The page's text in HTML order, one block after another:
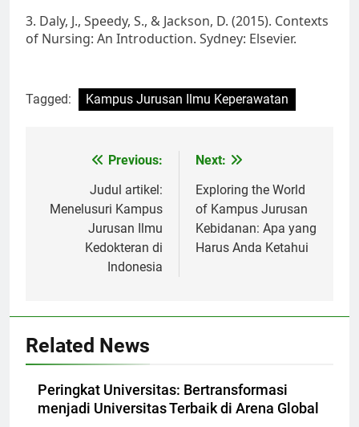
3. Daly, J., Speedy, S., & Jackson, D. (2015). Contexts
of Nursing: An Introduction. Sydney: Elsevier.
Tagged: Kampus Jurusan Ilmu Keperawatan
navigation
Previous:
Judul artikel:
Menelusuri Kampus
Jurusan Ilmu
Kedokteran di
Indonesia
Next:
Exploring the World
of Kampus Jurusan
Kebidanan: Apa yang
Harus Anda Ketahui
Related News
Peringkat Universitas: Bertransformasi
menjadi Universitas Terbaik di Arena Global